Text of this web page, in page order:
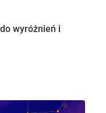
wyróżnień i